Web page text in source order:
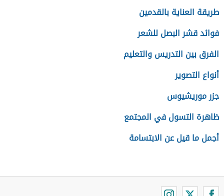
طريقة العناية بالقدمين
فوائد قشر البصل للشعر
الفرق بين التدريس والتعليم
أنواع التصوير
جزر موريشيوس
ظاهرة التسول في المجتمع
أجمل ما قيل عن الابتسامة